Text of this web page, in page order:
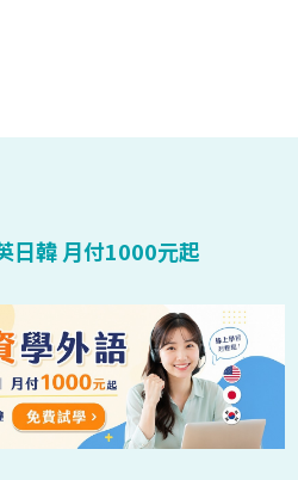
日韓 月付1000元起